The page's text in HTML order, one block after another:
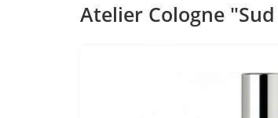
Atelier Cologne